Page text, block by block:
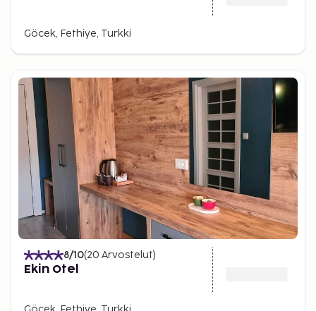
Göcek, Fethiye, Turkki
8/10(20 Arvostelut)
Ekin Otel